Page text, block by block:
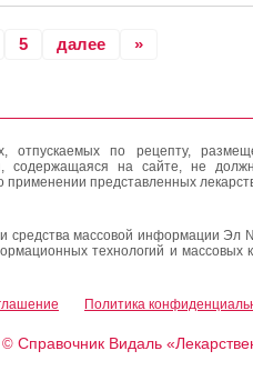
5 далее »
отпускаемых по рецепту,
содержащаяся на сайте, не
применении представленных
средства массовой информации
технологий и массовых
Политика
©Справочник Видаль